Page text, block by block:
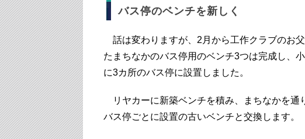
バス停のベンチを新しく
話は変わりますが、2月から工作クラブのお
たまちなかのバス停用のベンチ3つは完成し、
に3カ所のバス停に設置しました。
リヤカーに新築ベンチを積み、まちなかを通
バス停ごとに設置の古いベンチと交換します。